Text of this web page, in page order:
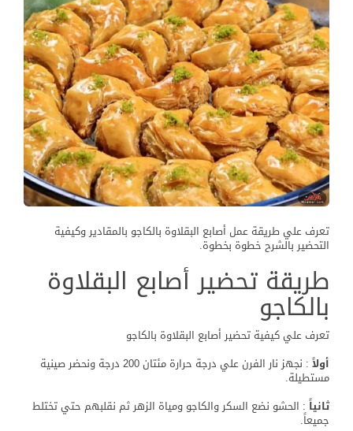
تعرف علي طريقة عمل أصابع البقلاوة بالكاجو بالمقادير وكيفية
التحضير بالشرح خطوة بخطوة.
طريقة تحضير أصابع البقلاوة
بالكاجو
تعرف علي كيفية تحضير أصابع البقلاوة بالكاجو
أولاً
: نجهز نار الفرن علي درجة حرارة مئتان 200 درجة ونحضر صينية
مستطيلة.
ثانياً : الحشو نضع السكر والكاجو ومياة الزهر ثم نقلبهم حتي تختلط
جميعاً.